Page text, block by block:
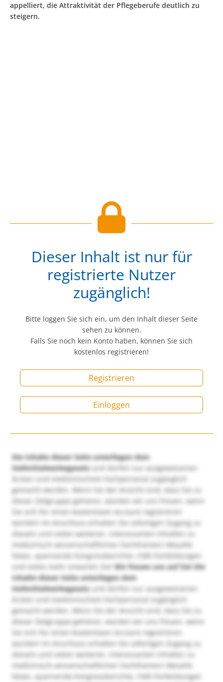
appelliert, die Attraktivität der Pflegeberufe deutlich zu
steigern.
Dieser Inhalt ist nur für
registrierte Nutzer
zugänglich!
Bitte loggen Sie sich ein, um den Inhalt dieser Seite
sehen zu können.
Falls Sie noch kein Konto haben, können Sie sich
kostenlos registrieren!
Registrieren
Einloggen
Die Inhalte dieser Seite unterliegen dem
Heilmittelwerbegesetzund dürfen nur ausgewiesenen
Ärzten und medizinischem Fachpersonal zugänglich
gemacht werden. Wenn Sie der Ansicht sind, dass Sie zu
dieser Zielgruppe gehören, würden wir uns freuen, wenn
Sie sich für einen kostenlosen Account registrieren
würden! Im Anschluss erhalten Sie sofortigen Zugang zu
diesem und vielen weiteren, interessanten Inhalten zu
medizinisch-wissenschaftlichen Fachthemen! Aktuelle
News, spannende Kongressberichte, CME-Fortbildungen
und vieles mehr erwarten Sie!Wir freuen uns auf Sie! Die
Inhalte dieser Seite unterliegen dem
Heilmittelwerbegesetzund dürfen nur ausgewiesenen
Ärzten und medizinischem Fachpersonal zugänglich
gemacht werden. Wenn Sie der Ansicht sind, dass Sie zu
dieser Zielgruppe gehören, würden wir uns freuen, wenn
Sie sich für einen kostenlosen Account registrieren
würden! Im Anschluss erhalten Sie sofortigen Zugang zu
diesem und vielen weiteren, interessanten Inhalten zu
medizinisch-wissenschaftlichen Fachthemen! Aktuelle
News, spannende Kongressberichte, CME-Fortbildungen